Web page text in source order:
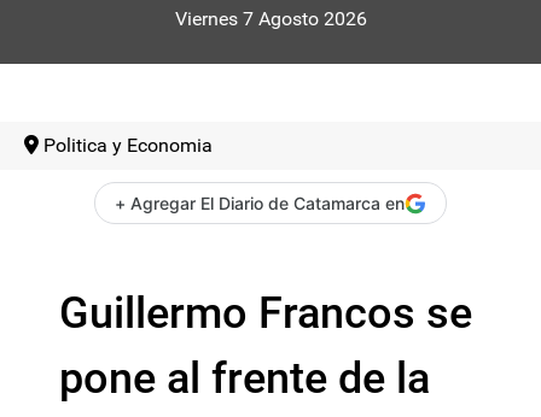
Viernes 7 Agosto 2026
Politica y Economia
+ Agregar El Diario de Catamarca en
Guillermo Francos se
pone al frente de la